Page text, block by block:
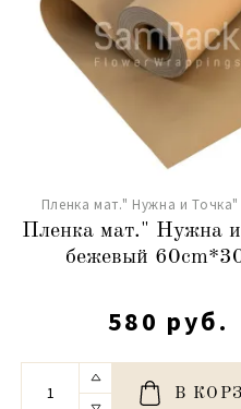
Пленка мат." Нужна и Точка"
Пленка мат." Нужна
бежевый
580 руб.
В